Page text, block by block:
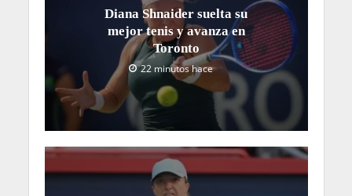
Diana Shnaider suelta su
mejor tenis y avanza en
Toronto
22 minutos hace